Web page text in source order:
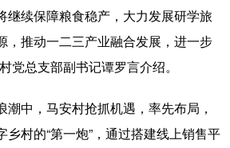
继续保障粮食稳产，大力发展研学旅
，推动一二三产业融合发展，进一步
党总支部副书记谭罗言介绍。
中，马安村抢抓机遇，率先布局，
村的“第一炮”，通过搭建线上销售平